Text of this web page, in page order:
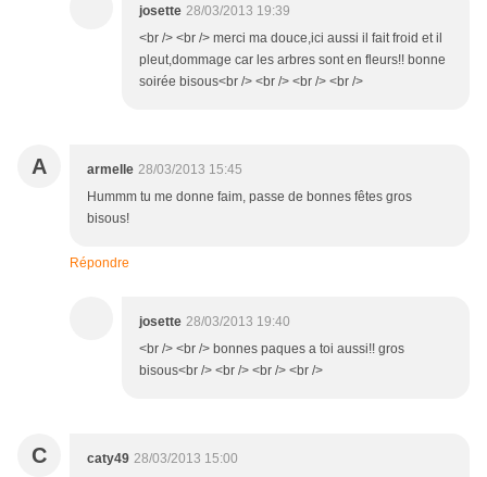
josette 28/03/2013 19:39
<br /> <br /> merci ma douce,ici aussi il fait froid et il
pleut,dommage car les arbres sont en fleurs!! bonne
soirée bisous<br /> <br /> <br /> <br />
A armelle 28/03/2013 15:45
Hummm tu me donne faim, passe de bonnes fêtes gros
bisous!
Répondre
josette 28/03/2013 19:40
<br /> <br /> bonnes paques a toi aussi!! gros
bisous<br /> <br /> <br /> <br />
C caty49 28/03/2013 15:00